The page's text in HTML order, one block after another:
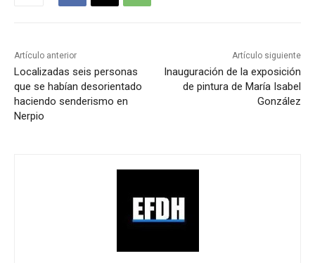
Artículo anterior
Localizadas seis personas
que se habían desorientado
haciendo senderismo en
Nerpio
Artículo siguiente
Inauguración de la exposición
de pintura de María Isabel
González